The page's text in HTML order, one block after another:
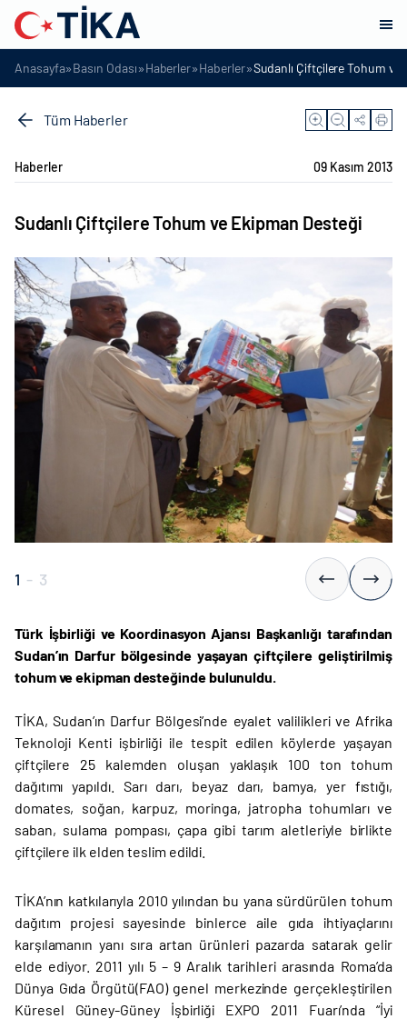
Anasayfa»Basın Odası»Haberler»Haberler»Sudanlı Çiftçilere Tohum ve
Tüm Haberler
Haberler 09 Kasım 2013
Sudanlı Çiftçilere Tohum ve Ekipman Desteği
1 - 3
Türk İşbirliği ve Koordinasyon Ajansı Başkanlığı tarafından
Sudan’ın Darfur bölgesinde yaşayan çiftçilere geliştirilmiş
tohum ve ekipman desteğinde bulunuldu.
TİKA, Sudan’ın Darfur Bölgesi’nde eyalet valilikleri ve Afrika
Teknoloji Kenti işbirliği ile tespit edilen köylerde yaşayan
çiftçilere 25 kalemden oluşan yaklaşık 100 ton tohum
dağıtımı yapıldı. Sarı darı, beyaz darı, bamya, yer fıstığı,
domates, soğan, karpuz, moringa, jatropha tohumları ve
saban, sulama pompası, çapa gibi tarım aletleriyle birlikte
çiftçilere ilk elden teslim edildi.
TİKA’nın katkılarıyla 2010 yılından bu yana sürdürülen tohum
dağıtım projesi sayesinde binlerce aile gıda ihtiyaçlarını
karşılamanın yanı sıra artan ürünleri pazarda satarak gelir
elde ediyor. 2011 yılı 5 – 9 Aralık tarihleri arasında Roma’da
Dünya Gıda Örgütü(FAO) genel merkezinde gerçekleştirilen
Küresel Güney-Güney İşbirliği EXPO 2011 Fuarı’nda “İyi